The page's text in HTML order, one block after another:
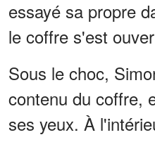
essayé sa propre
le coffre s'est
Sous le choc,
contenu du coffre,
ses yeux. À